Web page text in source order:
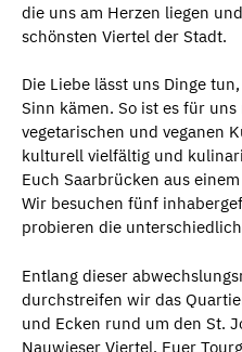
die uns am Herzen liegen
schönsten Viertel der Stadt.
Die Liebe lässt uns Dinge
Sinn kämen. So ist es für
vegetarischen und veganen
kulturell vielfältig und
Euch Saarbrücken aus
Wir besuchen fünf
probieren die
Entlang dieser
durchstreifen wir das
und Ecken rund um den St.
Nauwieser Viertel. Euer